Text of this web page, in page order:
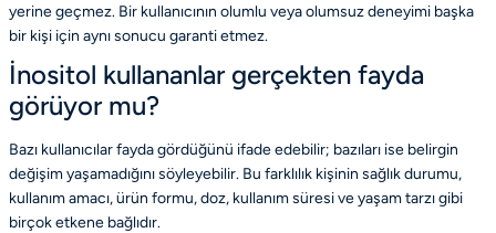
yerine geçmez. Bir kullanıcının olumlu veya olumsuz deneyimi başka
bir kişi için aynı sonucu garanti etmez.
İnositol kullananlar gerçekten fayda
görüyor mu?
Bazı kullanıcılar fayda gördüğünü ifade edebilir; bazıları ise belirgin
değişim yaşamadığını söyleyebilir. Bu farklılık kişinin sağlık durumu,
kullanım amacı, ürün formu, doz, kullanım süresi ve yaşam tarzı gibi
birçok etkene bağlıdır.